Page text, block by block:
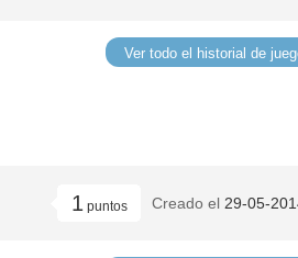
Ver todo el historial de
1puntos Creado el 29-05-